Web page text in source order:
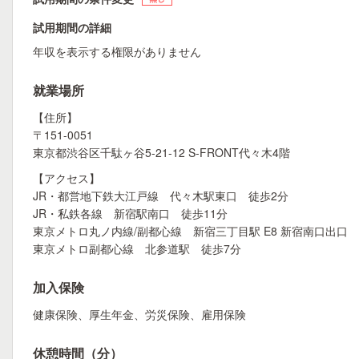
試用期間の詳細
年収を表示する権限がありません
就業場所
【住所】
〒151-0051
東京都渋谷区千駄ヶ谷5-21-12 S-FRONT代々木4階
【アクセス】
JR・都営地下鉄大江戸線 代々木駅東口 徒歩2分
JR・私鉄各線 新宿駅南口 徒歩11分
東京メトロ丸ノ内線/副都心線 新宿三丁目駅 E8 新宿南口出口
東京メトロ副都心線 北参道駅 徒歩7分
加入保険
健康保険、厚⽣年⾦、労災保険、雇⽤保険
休憩時間（分）